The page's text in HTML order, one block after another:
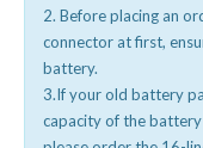
2. Before placing an
connector at first,
battery.
3.If your old battery
capacity of the